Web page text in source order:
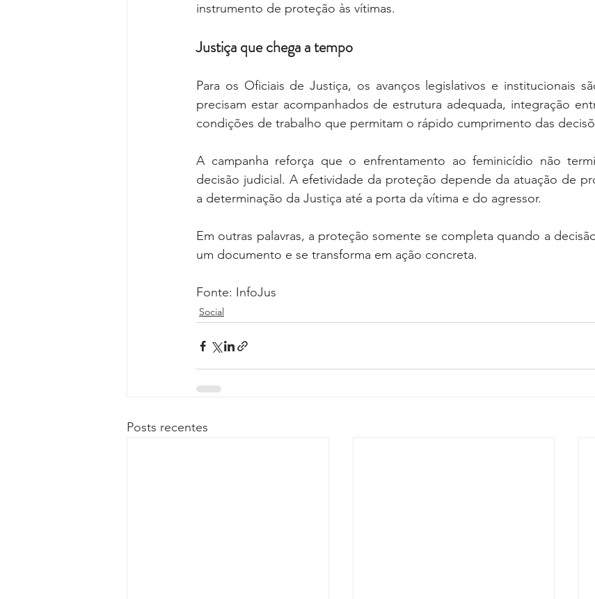
instrumento de proteção às vítimas.
Justiça que chega a tempo
Para os Oficiais de Justiça, os avanços legislativos e institucionais
precisam estar acompanhados de estrutura adequada, integração
condições de trabalho que permitam o rápido cumprimento das
A campanha reforça que o enfrentamento ao feminicídio não
decisão judicial. A efetividade da proteção depende da atuação de
a determinação da Justiça até a porta da vítima e do agressor.
Em outras palavras, a proteção somente se completa quando a
um documento e se transforma em ação concreta.
Fonte: InfoJus
Social
Posts recentes